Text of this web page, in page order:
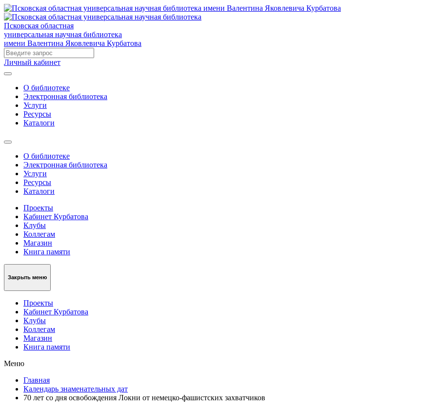
Псковская областная
универсальная научная библиотека
имени Валентина Яковлевича Курбатова
Личный кабинет
О библиотеке
Электронная библиотека
Услуги
Ресурсы
Каталоги
О библиотеке
Электронная библиотека
Услуги
Ресурсы
Каталоги
Проекты
Кабинет Курбатова
Клубы
Коллегам
Магазин
Книга памяти
Закрыть меню
Проекты
Кабинет Курбатова
Клубы
Коллегам
Магазин
Книга памяти
Меню
Главная
Календарь знаменательных дат
70 лет со дня освобождения Локни от немецко-фашистских захватчиков